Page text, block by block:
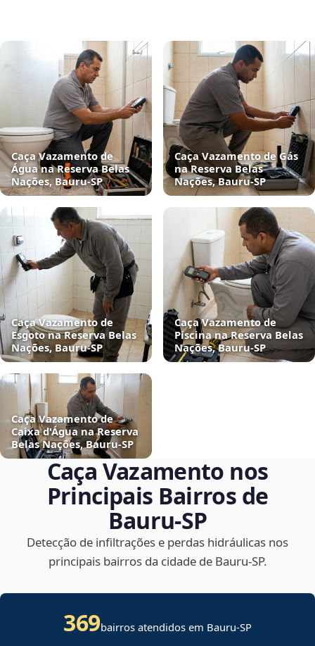
Caça Vazamento de
Água na Reserva Belas
Nações, Bauru‑SP
Caça Vazamento de Gás
na Reserva Belas
Nações, Bauru‑SP
Caça Vazamento de
Esgoto na Reserva Belas
Nações, Bauru‑SP
Caça Vazamento de
Piscina na Reserva Belas
Nações, Bauru‑SP
Caça Vazamento de
Caixa d'Água na Reserva
Belas Nações, Bauru‑SP
Caça Vazamento nos
Principais Bairros de
Bauru‑SP
Detecção de infiltrações e perdas hidráulicas nos
principais bairros da cidade de Bauru‑SP.
369bairros atendidos em Bauru-SP